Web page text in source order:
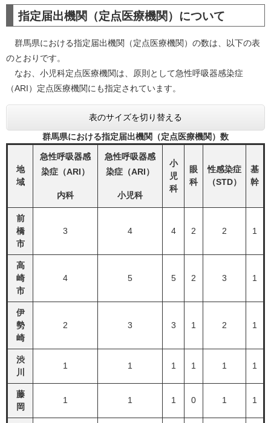
指定届出機関（定点医療機関）について
群馬県における指定届出機関（定点医療機関）の数は、以下の表
のとおりです。
なお、小児科定点医療機関は、原則として急性呼吸器感染症
（ARI）定点医療機関にも指定されています。
表のサイズを切り替える
群馬県における指定届出機関（定点医療機関）数
地
域
急性呼吸器感
染症（ARI）
内科
急性呼吸器感
染症（ARI）
小児科
小
児
科
眼
科
性感染症
（STD）
基
幹
前
橋
市
3 4 4 2 2 1
高
崎
市
4 5 5 2 3 1
伊
勢
崎
2 3 3 1 2 1
渋
川
1 1 1 1 1 1
藤
岡
1 1 1 0 1 1